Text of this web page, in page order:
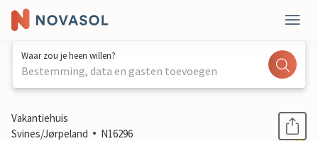
Waar zou je heen willen?
Bestemming, data en gasten toevoegen
1 / 33
Vakantiehuis
Svines/Jørpeland
N16296